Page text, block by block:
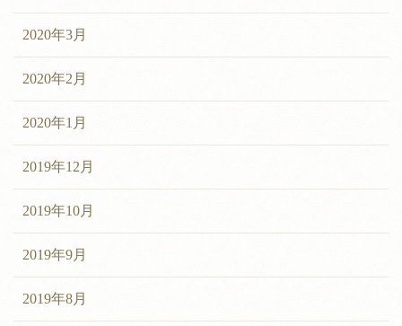
2020年3月
2020年2月
2020年1月
2019年12月
2019年10月
2019年9月
2019年8月